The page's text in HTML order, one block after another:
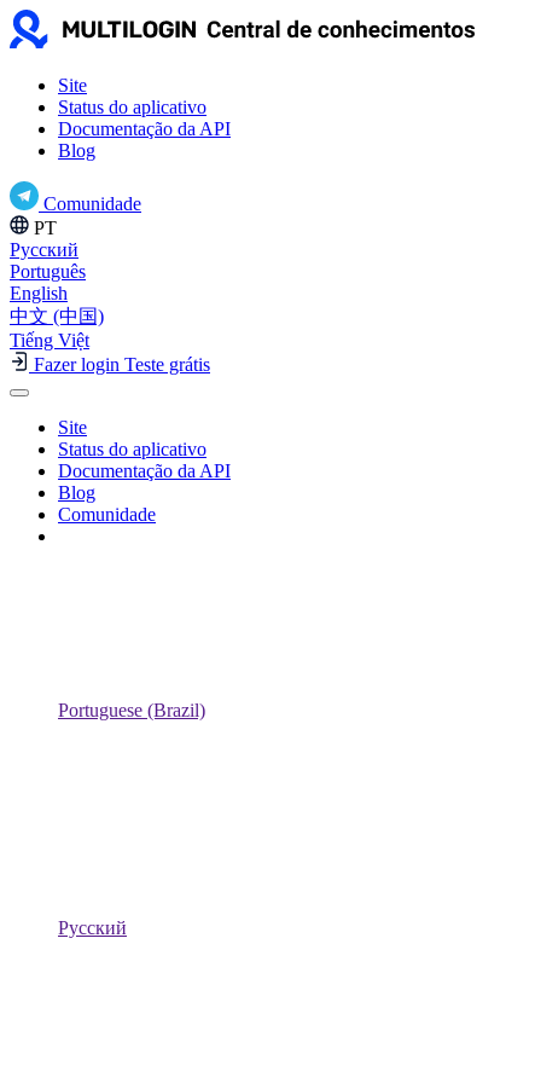
Site
Status do aplicativo
Documentação da API
Blog
Comunidade
PT
Русский
Português
English
中文 (中国)
Tiếng Việt
Fazer login Teste grátis
Site
Status do aplicativo
Documentação da API
Blog
Comunidade
Portuguese (Brazil)
Русский